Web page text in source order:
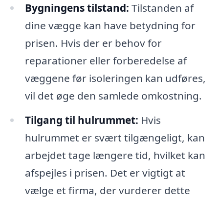
Bygningens tilstand: Tilstanden af
dine vægge kan have betydning for
prisen. Hvis der er behov for
reparationer eller forberedelse af
væggene før isoleringen kan udføres,
vil det øge den samlede omkostning.
Tilgang til hulrummet: Hvis
hulrummet er svært tilgængeligt, kan
arbejdet tage længere tid, hvilket kan
afspejles i prisen. Det er vigtigt at
vælge et firma, der vurderer dette